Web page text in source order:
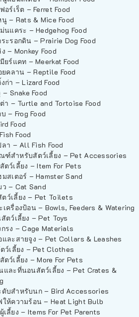
อร์เร็ต – Ferret Food
– Rats & Mice Food
นแคระ – Hedgehog Food
ะรอกดิน – Prairie Dog Food
– Monkey Food
ยร์แคท – Meerkat Food
ยคลาน – Reptile Food
ก่า – Lizard Food
– Snake Food
า – Turtle and Tortoise Food
– Frog Food
Food
Food
า – All Fish Food
สำหรับสัตว์เลี้ยง – Pet Accessories
ว์เลี้ยง – Item For Pets
สเตอร์ – Hamster Sand
– Cat Sand
ว์เลี้ยง – Pet Toilets
ครื่องป้อน – Bowls, Feeders & Watering
ตว์เลี้ยง – Pet Toys
รง – Cage Materials
ละสายจูง – Pet Collars & Leashes
ว์เลี้ยง – Pet Clothes
ว์เลี้ยง – More For Pets
และที่นอนสัตว์เลี้ยง – Pet Crates &
ดับสำหรับนก – Bird Accessories
ให้ความร้อน – Heat Light Bulb
ลี้ยง – Items For Pet Parents